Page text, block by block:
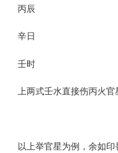
丙辰
辛日
壬时
上两式壬水直接伤丙火官
以上举官星为例，余如